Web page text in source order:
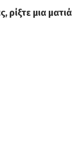
ρίξτε μια ματιά